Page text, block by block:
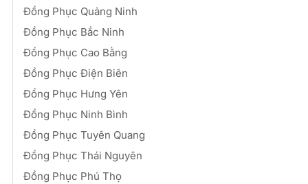
Đồng Phục Quảng Ninh
Đồng Phục Bắc Ninh
Đồng Phục Cao Bằng
Đồng Phục Điện Biên
Đồng Phục Hưng Yên
Đồng Phục Ninh Bình
Đồng Phục Tuyên Quang
Đồng Phục Thái Nguyên
Đồng Phục Phú Thọ